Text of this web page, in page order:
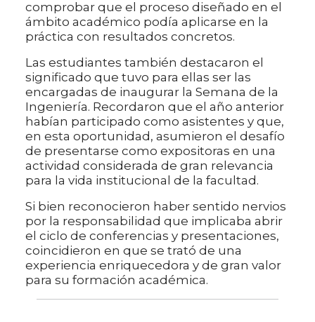
comprobar que el proceso diseñado en el
ámbito académico podía aplicarse en la
práctica con resultados concretos.
Las estudiantes también destacaron el
significado que tuvo para ellas ser las
encargadas de inaugurar la Semana de la
Ingeniería. Recordaron que el año anterior
habían participado como asistentes y que,
en esta oportunidad, asumieron el desafío
de presentarse como expositoras en una
actividad considerada de gran relevancia
para la vida institucional de la facultad.
Si bien reconocieron haber sentido nervios
por la responsabilidad que implicaba abrir
el ciclo de conferencias y presentaciones,
coincidieron en que se trató de una
experiencia enriquecedora y de gran valor
para su formación académica.